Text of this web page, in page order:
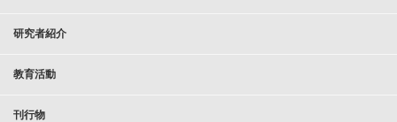
研究者紹介
教育活動
刊行物